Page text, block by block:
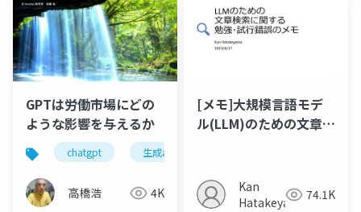
GPTは労働市場にどの
ような影響を与えるか
chatgpt 生成aiツール
高橋浩 4K
[メモ]大規模言語モデ
ル(LLM)のための文章検
Kan
Hatakeyama 74.1K